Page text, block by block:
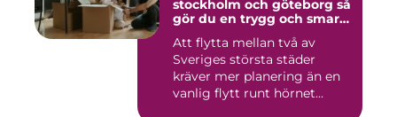
stockholm och göteborg så
gör du en trygg och smart
Att flytta mellan två av
Sveriges största städer
kräver mer planering än en
vanlig flytt runt hörnet...